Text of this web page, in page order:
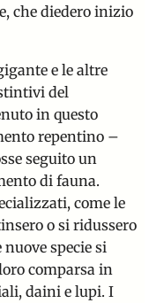
che diedero inizio
e le altre
del
in questo
repentino –
seguito un
di fauna.
come le
o si ridussero
specie si
comparsa in
daini e lupi. I